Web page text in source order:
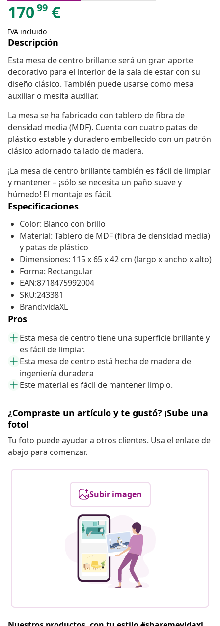
17099 €
IVA incluido
Descripción
Esta mesa de centro brillante será un gran aporte
decorativo para el interior de la sala de estar con su
diseño clásico. También puede usarse como mesa
auxiliar o mesita auxiliar.
La mesa se ha fabricado con tablero de fibra de
densidad media (MDF). Cuenta con cuatro patas de
plástico estable y duradero embellecido con un patrón
clásico adornado tallado de madera.
¡La mesa de centro brillante también es fácil de limpiar
y mantener – ¡sólo se necesita un paño suave y
húmedo! El montaje es fácil.
Especificaciones
Color: Blanco con brillo
Material: Tablero de MDF (fibra de densidad media)
y patas de plástico
Dimensiones: 115 x 65 x 42 cm (largo x ancho x alto)
Forma: Rectangular
EAN:8718475992004
SKU:243381
Brand:vidaXL
Pros
Esta mesa de centro tiene una superficie brillante y
es fácil de limpiar.
Esta mesa de centro está hecha de madera de
ingeniería duradera
Este material es fácil de mantener limpio.
¿Compraste un artículo y te gustó? ¡Sube una
foto!
Tu foto puede ayudar a otros clientes. Usa el enlace de
abajo para comenzar.
Subir imagen